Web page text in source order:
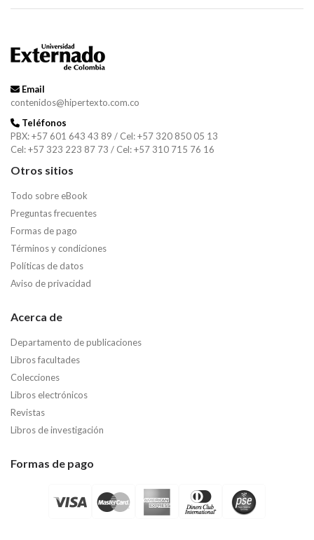
Email
contenidos@hipertexto.com.co
Teléfonos
PBX: +57 601 643 43 89 / Cel: +57 320 850 05 13
Cel: +57 323 223 87 73 / Cel: +57 310 715 76 16
Otros sitios
Todo sobre eBook
Preguntas frecuentes
Formas de pago
Términos y condiciones
Políticas de datos
Aviso de privacidad
Acerca de
Departamento de publicaciones
Libros facultades
Colecciones
Libros electrónicos
Revistas
Libros de investigación
Formas de pago